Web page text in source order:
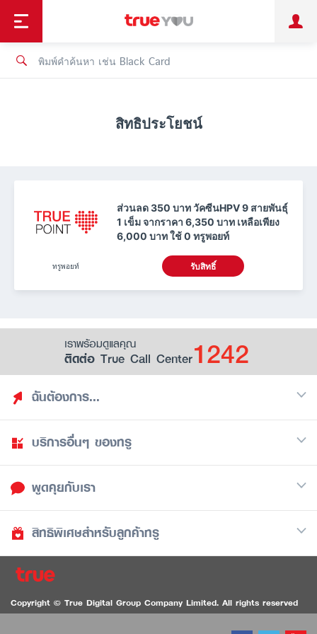
ลูกค้าบุคคล ลูกค้าองค์กร
ช้อป
เทรนด์เทคโนโลยี
สิทธิประโยชน์
ส่วนลด 350 บาท วัคซีนHPV 9 สายพันธุ์
1 เข็ม จากราคา 6,350 บาท เหลือเพียง
6,000 บาท ใช้ 0 ทรูพอยท์
ทรูพอยท์ รับสิทธิ์
เราพร้อมดูแลคุณ
ติดต่อ True Call Center1242
ฉันต้องการ...
ค้นหาสิทธิประโยชน์
รวมของฟรี
ดูสิทธิประโยชน์ที่เก็บไว้
เป็นพันธมิตรร้านค้ากับทรูยู (True Smart Merchant)
ดาวน์โหลดแอปทรูยูiOS / Android
บริการอื่นๆ ของทรู
มือถือ
อินเตอร์เน็ต
พูดคุยกับเรา
Call Center
1236 ลูกค้าทรูแบล็ค
ติดต่อเรา
สิทธิพิเศษสำหรับลูกค้าทรู
ทรูการ์ด
ทรูพอยท์
Copyright © True Digital Group Company Limited. All rights reserved